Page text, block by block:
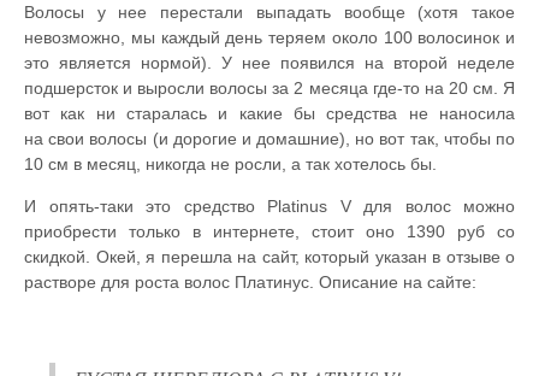
Волосы у нее перестали выпадать вообще (хотя такое
невозможно, мы каждый день теряем около 100 волосинок и
это является нормой). У нее появился на второй неделе
подшерсток и выросли волосы за 2 месяца где-то на 20 см. Я
вот как ни старалась и какие бы средства не наносила
на свои волосы (и дорогие и домашние), но вот так, чтобы по
10 см в месяц, никогда не росли, а так хотелось бы.
И опять-таки это средство Platinus V для волос можно
приобрести только в интернете, стоит оно 1390 руб со
скидкой. Окей, я перешла на сайт, который указан в отзыве о
растворе для роста волос Платинус. Описание на сайте: